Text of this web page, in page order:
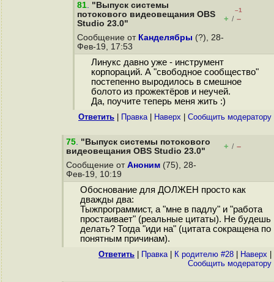
81. "Выпуск системы
потокового видеовещания OBS
Studio 23.0"
–1
+ / –
Сообщение от Канделябры (?), 28-
Фев-19, 17:53
Линукс давно уже - инструмент
корпораций. А "свободное сообщество"
постепенно выродилось в смешное
болото из прожектёров и неучей.
Да, поучите теперь меня жить :)
Ответить Правка| Наверх Cообщить модератору
75. "Выпуск системы потокового
видеовещания OBS Studio 23.0"
+ / –
Сообщение от Аноним (75), 28-
Фев-19, 10:19
Обоснование для ДОЛЖЕН просто как
дважды два:
Тыжпрограммист, а "мне в падлу" и "работа
простаивает" (реальные цитаты). Не будешь
делать? Тогда "иди на" (цитата сокращена по
понятным причинам).
Ответить Правка| К родителю #28 Наверх
Cообщить модератору